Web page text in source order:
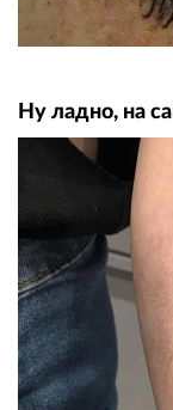
Ну ладно, на